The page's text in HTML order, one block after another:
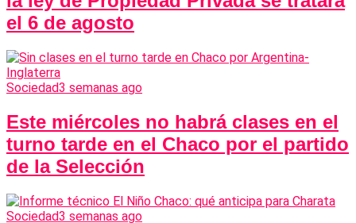
el 6 de agosto
Sociedad3 semanas ago
Este miércoles no habrá clases en el
turno tarde en el Chaco por el partido
de la Selección
Sociedad3 semanas ago